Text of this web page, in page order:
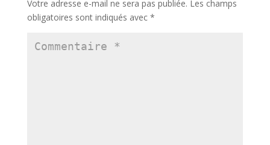
Votre adresse e-mail ne sera pas publiée. Les champs
obligatoires sont indiqués avec *